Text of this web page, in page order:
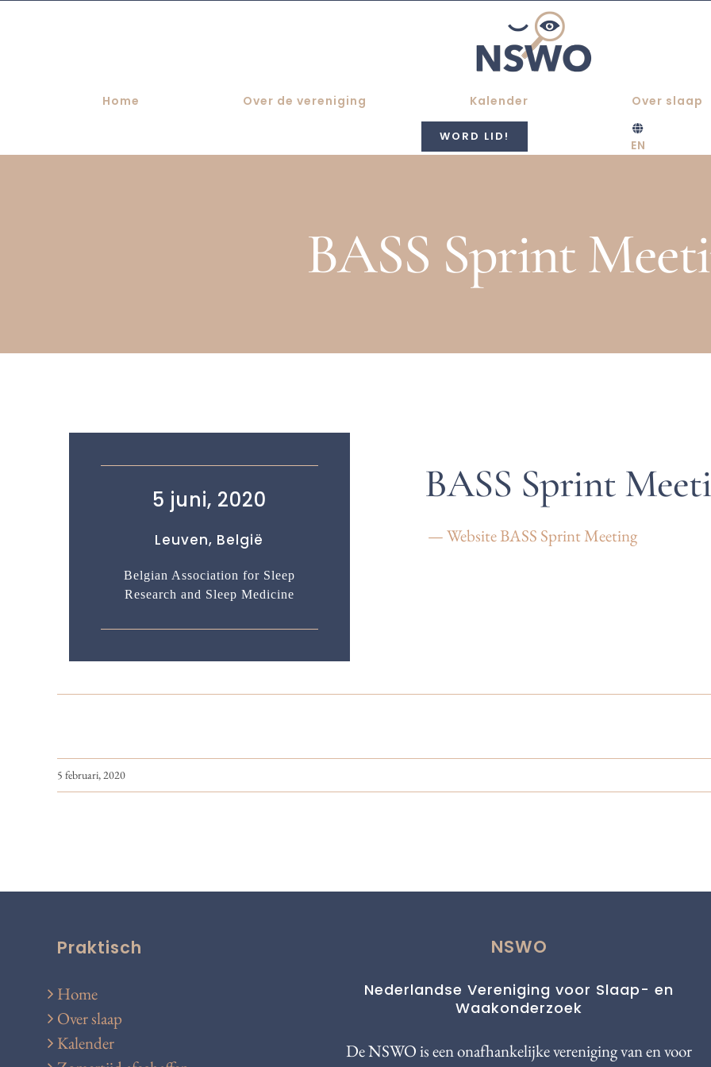
Home Over de vereniging Kalender Over slaap
WORD LID!
EN
BASS Sprint
5 juni, 2020
Leuven, België
Belgian Association for Sleep
Research and Sleep Medicine
BASS Sprint
— Website BASS Sprint Meeting
5 februari, 2020
Praktisch
Home
Over slaap
Kalender
NSWO
Nederlandse Vereniging voor Slaap- en
Waakonderzoek
De NSWO is een onafhankelijke vereniging van en voor